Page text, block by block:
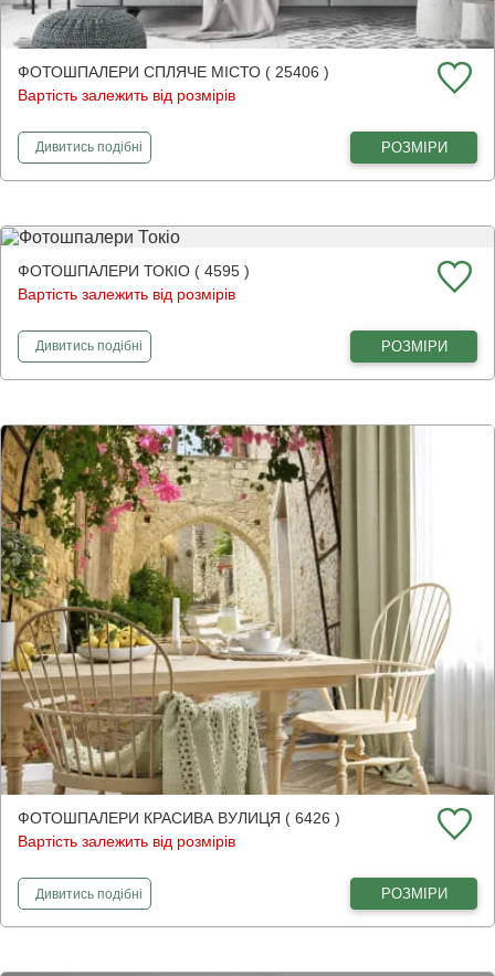
ФОТОШПАЛЕРИ СПЛЯЧЕ МІСТО ( 25406 )
Вартість залежить від розмірів
Дивитисьфотошпалери
подібні РОЗМІРИ
ФОТОШПАЛЕРИ ТОКІО ( 4595 )
Вартість залежить від розмірів
Дивитисьфотошпалери
подібні РОЗМІРИ
ФОТОШПАЛЕРИ КРАСИВА ВУЛИЦЯ ( 6426 )
Вартість залежить від розмірів
Дивитисьфотошпалери
подібні РОЗМІРИ